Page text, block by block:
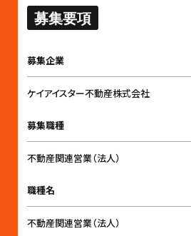
募集要項
募集企業
ケイアイスター不動産株式会社
募集職種
不動産関連営業（法人）
職種名
不動産関連営業（法人）